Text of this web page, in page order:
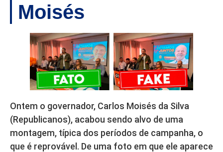
Moisés
Ontem o governador, Carlos Moisés da Silva
(Republicanos), acabou sendo alvo de uma
montagem, típica dos períodos de campanha, o
que é reprovável. De uma foto em que ele aparece